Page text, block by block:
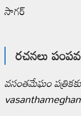
సాగర్
రచనలు
వసంతమేఘం